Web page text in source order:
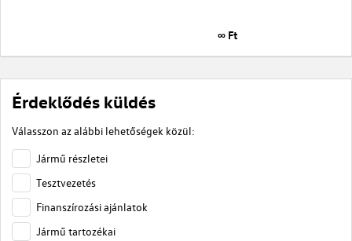
∞ Ft
Érdeklődés küldés
Válasszon az alábbi lehetőségek közül:
Jármű részletei
Tesztvezetés
Finanszírozási ajánlatok
Jármű tartozékai